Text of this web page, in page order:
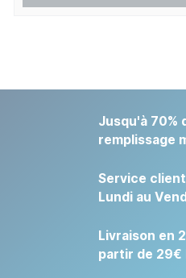
Jusqu'à 70%
remplissage
Service
Lundi au
Livraison en
partir de 29€